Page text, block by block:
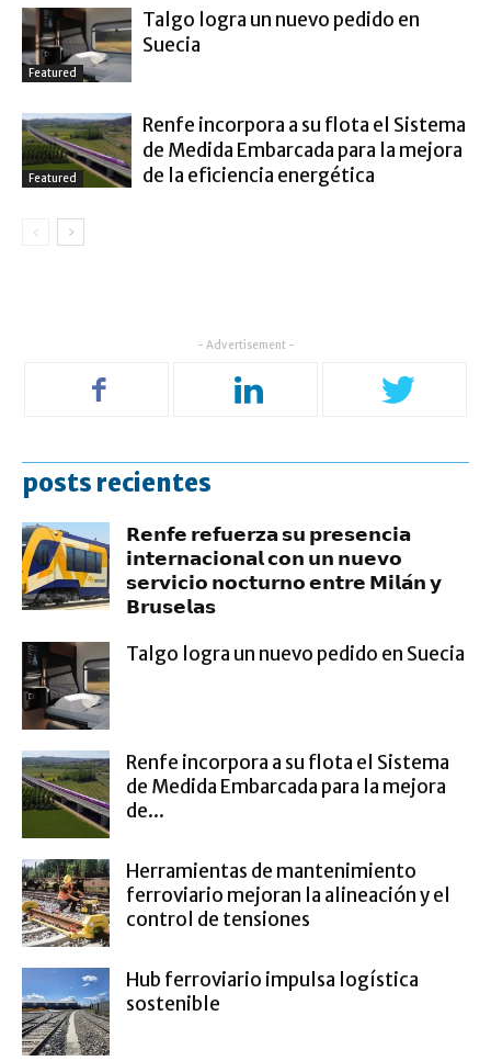
Featured
Talgo logra un nuevo pedido en
Suecia
Featured
Renfe incorpora a su flota el Sistema
de Medida Embarcada para la mejora
de la eficiencia energética
- Advertisement -
posts recientes
𝗥𝗲𝗻𝗳𝗲 𝗿𝗲𝗳𝘂𝗲𝗿𝘇𝗮 𝘀𝘂 𝗽𝗿𝗲𝘀𝗲𝗻𝗰𝗶𝗮
𝗶𝗻𝘁𝗲𝗿𝗻𝗮𝗰𝗶𝗼𝗻𝗮𝗹 𝗰𝗼𝗻 𝘂𝗻 𝗻𝘂𝗲𝘃𝗼
𝘀𝗲𝗿𝘃𝗶𝗰𝗶𝗼 𝗻𝗼𝗰𝘁𝘂𝗿𝗻𝗼 𝗲𝗻𝘁𝗿𝗲 𝗠𝗶𝗹𝗮́𝗻 𝘆
𝗕𝗿𝘂𝘀𝗲𝗹𝗮𝘀
Talgo logra un nuevo pedido en Suecia
Renfe incorpora a su flota el Sistema
de Medida Embarcada para la mejora
de...
Herramientas de mantenimiento
ferroviario mejoran la alineación y el
control de tensiones
Hub ferroviario impulsa logística
sostenible